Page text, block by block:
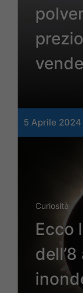
5 Aprile
Curiosità
Ecco